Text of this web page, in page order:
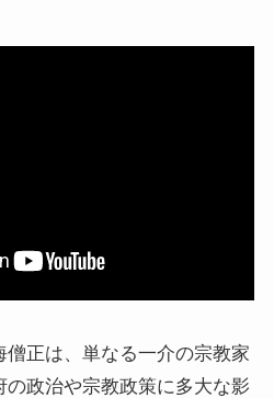
正は、単なる一介の宗教家
政治や宗教政策に多大な影